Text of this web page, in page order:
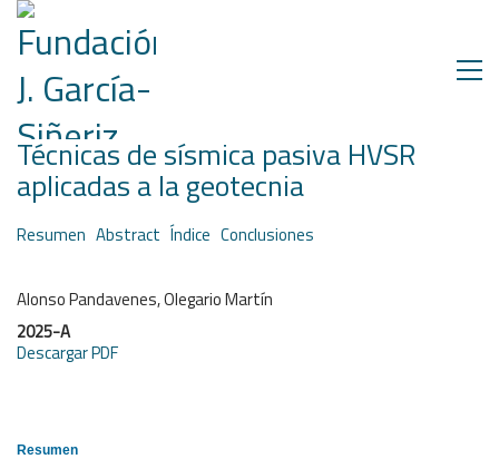
Técnicas de sísmica pasiva HVSR
aplicadas a la geotecnia
Resumen Abstract Índice Conclusiones
Alonso Pandavenes, Olegario Martín
2025-A
Descargar PDF
Resumen